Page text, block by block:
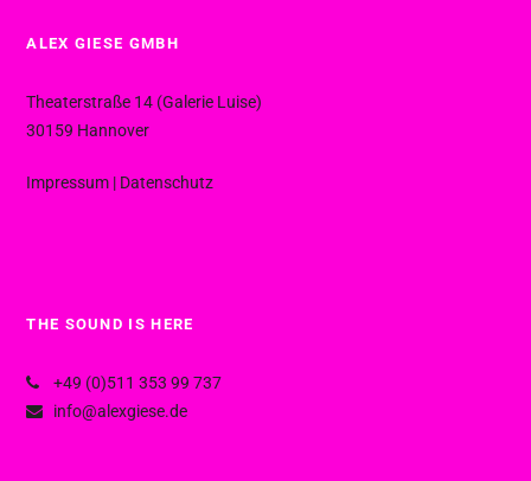
ALEX GIESE GMBH
Theaterstraße 14 (Galerie Luise)
30159 Hannover
Impressum | Datenschutz
THE SOUND IS HERE
+49 (0)511 353 99 737
info@alexgiese.de